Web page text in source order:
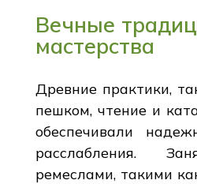
Вечные
мастерства
Древние практики,
пешком, чтение и
обеспечивали
расслабления.
ремеслами, такими